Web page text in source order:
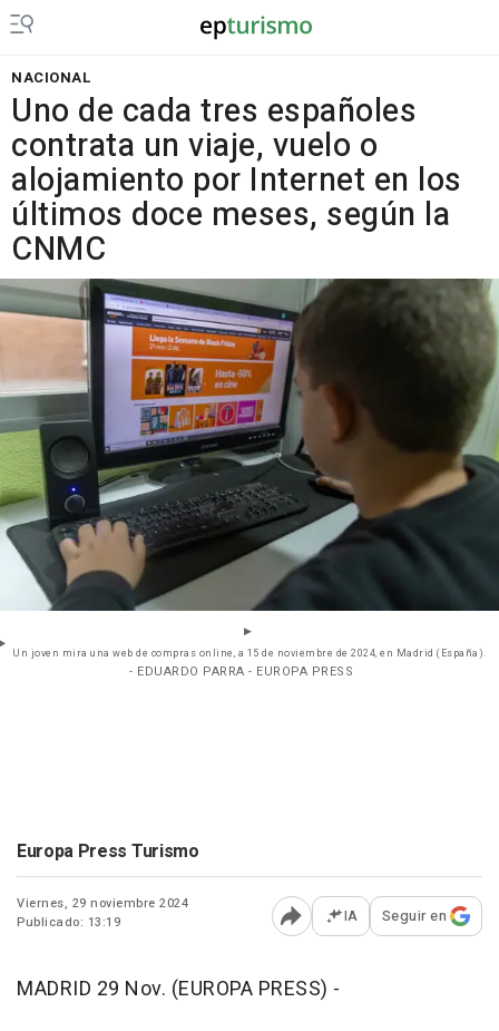
NACIONAL
Uno de cada tres españoles
contrata un viaje, vuelo o
alojamiento por Internet en los
últimos doce meses, según la
CNMC
Un joven mira una web de compras online, a 15 de noviembre de 2024, en Madrid (España).
- EDUARDO PARRA - EUROPA PRESS
Europa Press Turismo
Viernes, 29 noviembre 2024
Publicado: 13:19
Abrir opciones para
IA Seguir en
MADRID 29 Nov. (EUROPA PRESS) -